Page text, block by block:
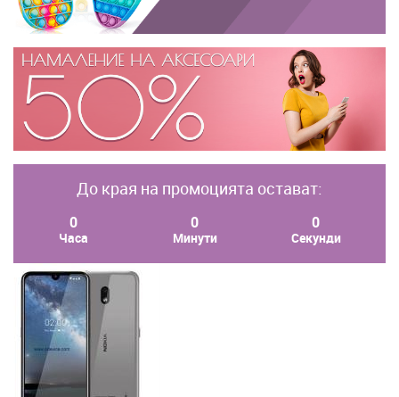
До края на промоцията остават:
0
Часа
0
Минути
0
Секунди